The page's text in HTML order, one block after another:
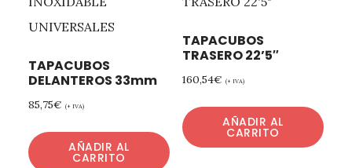
TAPACUBOS
DELANTEROS 33mm
85,75€ (+ IVA)
AÑADIR AL
CARRITO
TAPACUBOS
TRASERO 22’5″
160,54€ (+ IVA)
AÑADIR AL
CARRITO